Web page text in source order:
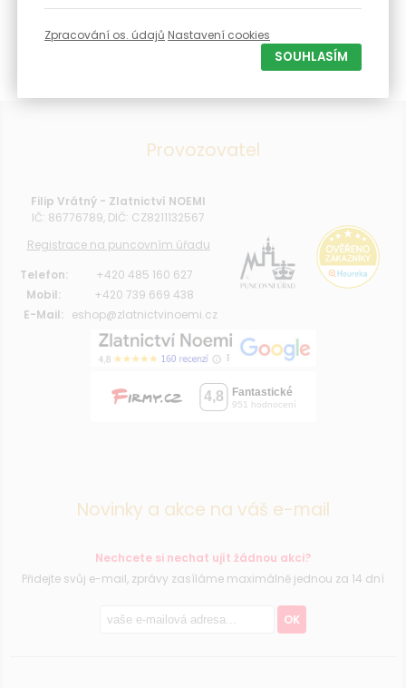
590 Kč Skladem
Provozovatel
Filip Vrátný - Zlatnictví NOEMI
IČ: 86776789, DIČ: CZ8211132567
Registrace na puncovním úřadu
Telefon:
+420 485 160 627
Mobil:
+420 739 669 438
E-Mail:
eshop@zlatnictvinoemi.cz
Novinky a akce na váš e-mail
Nechcete si nechat ujít žádnou akci?
Přidejte svůj e-mail, zprávy zasíláme maximálně jednou za 14 dní
OK
Zpracování os. údajů Nastavení cookies
SOUHLASÍM